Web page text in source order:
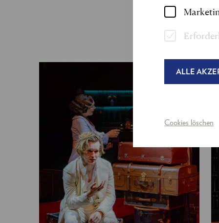
ALLE
Cookies löschen